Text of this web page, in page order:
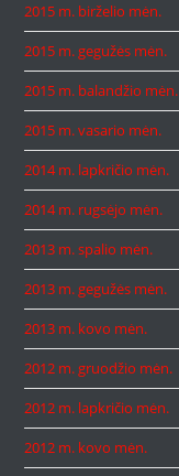
2015 m. birželio mėn.
2015 m. gegužės mėn.
2015 m. balandžio mėn.
2015 m. vasario mėn.
2014 m. lapkričio mėn.
2014 m. rugsėjo mėn.
2013 m. spalio mėn.
2013 m. gegužės mėn.
2013 m. kovo mėn.
2012 m. gruodžio mėn.
2012 m. lapkričio mėn.
2012 m. kovo mėn.